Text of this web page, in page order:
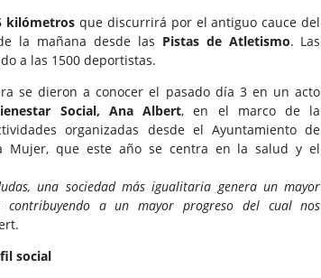
kilómetrosque discurrirá por el antiguo cauce del
la mañana desde las Pistas de Atletismo. Las
a las 1500 deportistas.
se dieron a conocer el pasado día 3 en un acto
Social, Ana Albert, en el marco de la
organizadas desde el Ayuntamiento de
Mujer, que este año se centra en la salud y el
una sociedad más igualitaria genera un mayor
a un mayor progreso del cual nos
social